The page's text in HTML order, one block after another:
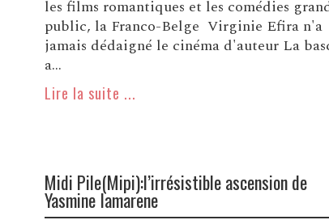
les films romantiques et les comédies
public, la Franco-Belge Virginie Efira n'a
jamais dédaigné le cinéma d'auteur La
a...
Lire la suite ...
Midi Pile(Mipi):l’irrésistible ascension de
Yasmine Iamarene